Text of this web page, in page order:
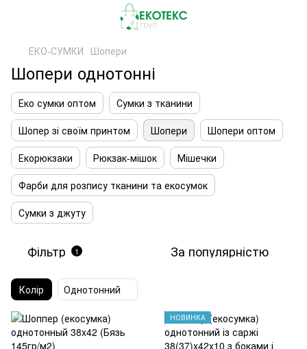
ЕКО-СУМКИ Шопери
Шопери однотонні
Еко сумки оптом
Сумки з тканини
Шопер зі своїм принтом
Шопери
Шопери оптом
Екорюкзаки
Рюкзак-мішок
Мішечки
Фарби для розпису тканини та екосумок
Сумки з джуту
Фільтр 1 За популярністю
Колір Однотонний
НОВИНКА